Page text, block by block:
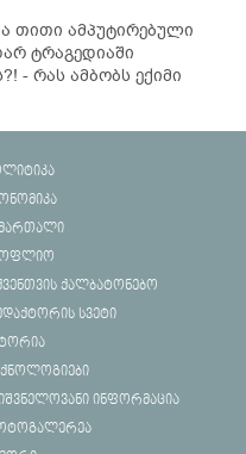
თითი ამპუტირებული
ტრაგედიაში
- რას ამბობს ექიმი
ქალბატონებო
სვეტი
ინფორმაცია